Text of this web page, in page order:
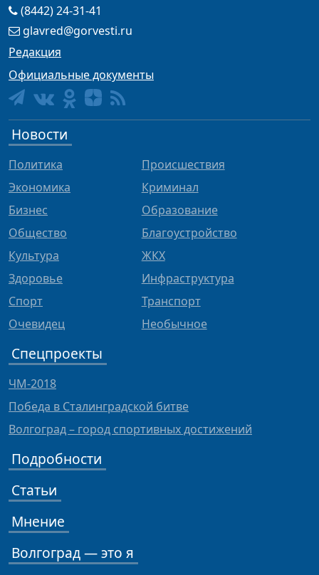
(8442) 24-31-41
glavred@gorvesti.ru
Редакция
Официальные документы
Новости
Политика
Экономика
Бизнес
Общество
Культура
Здоровье
Спорт
Очевидец
Происшествия
Криминал
Образование
Благоустройство
ЖКХ
Инфраструктура
Транспорт
Необычное
Спецпроекты
ЧМ-2018
Победа в Сталинградской битве
Волгоград – город спортивных достижений
Подробности
Статьи
Мнение
Волгоград — это я